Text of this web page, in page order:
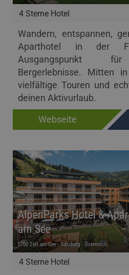
4 Sterne Hotel
Wandern, entspannen,
Aparthotel in der
Ausgangspunkt für
Bergerlebnisse. Mitten
vielfältige Touren und
deinen Aktivurlaub.
Webseite
4 Sterne Hotel
AlpenParks Hotel &
am See
5700 Zell am See - Salzburg - Österreich